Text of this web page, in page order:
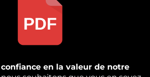
en la valeur de notre